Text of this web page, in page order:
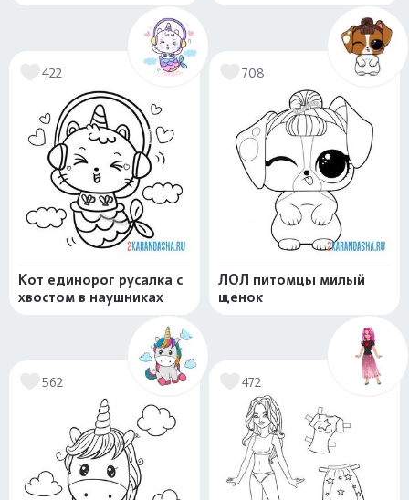
422
Кот единорог русалка с
хвостом в наушниках
708
ЛОЛ питомцы милый
щенок
562 472